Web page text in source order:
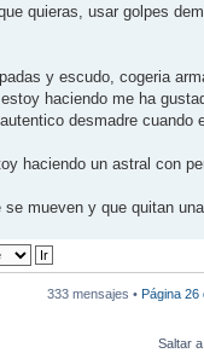
quieras, usar golpes
y escudo, cogeria
haciendo me ha
desmadre cuando
haciendo un astral con
mueven y que quitan una
333 mensajes • Página 26
Saltar a: